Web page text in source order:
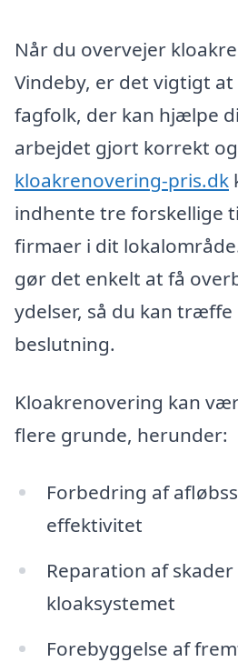
Når du overvejer
Vindeby, er det vigtigt
fagfolk, der kan hjælpe
arbejdet gjort korrekt
kloakrenovering-pris.dk
indhente tre forskellige
firmaer i dit
gør det enkelt at få
ydelser, så du kan
beslutning.
Kloakrenovering kan
flere grunde, herunder:
Forbedring af
effektivitet
Reparation af skader
kloaksystemet
Forebyggelse af